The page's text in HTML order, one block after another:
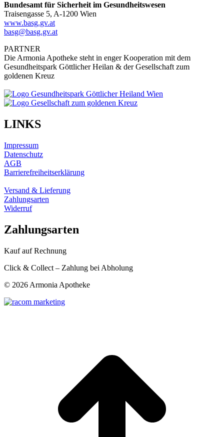
Bundesamt für Sicherheit im Gesundheitswesen
Traisengasse 5, A-1200 Wien
www.basg.gv.at
basg@basg.gv.at
PARTNER
Die Armonia Apotheke steht in enger Kooperation mit dem
Gesundheitspark Göttlicher Heilan & der Gesellschaft zum
goldenen Kreuz
LINKS
Impressum
Datenschutz
AGB
Barrierefreiheitserklärung
Versand & Lieferung
Zahlungsarten
Widerruf
Zahlungsarten
Kauf auf Rechnung
Click & Collect – Zahlung bei Abholung
© 2026 Armonia Apotheke